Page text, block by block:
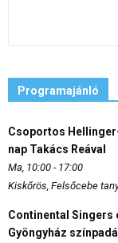
Programajánló
Csoportos
nap Takács Reával
Ma, 10:00 - 17:00
Kiskőrös, Felsőcebe
Continental Singers
Gyöngyház